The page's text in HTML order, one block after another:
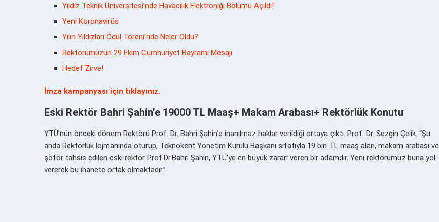
Yıldız Teknik Üniversitesi’nde Havacılık Elektroniği Bölümü Açıldı!
Yeni Koronavirüs
Yılın Yıldızları Ödül Töreni’nde Neler Oldu?
Rektörümüzün 29 Ekim Cumhuriyet Bayramı Mesajı
Hedef Zirve!
İmza kampanyası için tıklayınız.
Eski Rektör Bahri Şahin’e 19000 TL Maaş+ Makam Arabası+ Rektörlük Konutu
YTÜ’nün önceki dönem Rektörü Prof. Dr. Bahri Şahin’e inanılmaz haklar verildiği ortaya çıktı. Prof. Dr. Sezgin Çelik: “Şu
anda Rektörlük lojmanında oturup, Teknokent Yönetim Kurulu Başkanı sıfatıyla 19 bin TL maaş alan, makam arabası ve
şöför tahsis edilen eski rektör Prof.Dr.Bahri Şahin, YTÜ’ye en büyük zararı veren bir adamdır. Yeni rektörümüz buna yol
vererek bu ihanete ortak olmaktadır.”